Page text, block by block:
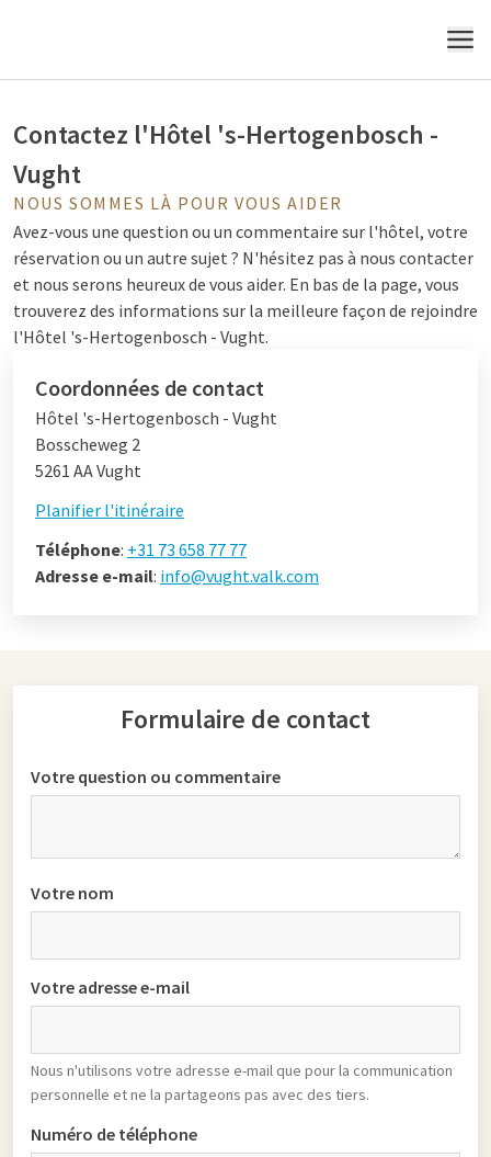
MENU
Contactez l'Hôtel 's-Hertogenbosch -
Vught
NOUS SOMMES LÀ POUR VOUS AIDER
Avez-vous une question ou un commentaire sur l'hôtel, votre
réservation ou un autre sujet ? N'hésitez pas à nous contacter
et nous serons heureux de vous aider. En bas de la page, vous
trouverez des informations sur la meilleure façon de rejoindre
l'Hôtel 's-Hertogenbosch - Vught.
Coordonnées de contact
Hôtel 's-Hertogenbosch - Vught
Bosscheweg 2
5261 AA Vught
Planifier l'itinéraire
Téléphone: +31 73 658 77 77
Adresse e-mail: info@vught.valk.com
Formulaire de contact
Votre question ou commentaire
Votre nom
Votre adresse e-mail
Nous n'utilisons votre adresse e-mail que pour la communication
personnelle et ne la partageons pas avec des tiers.
Numéro de téléphone